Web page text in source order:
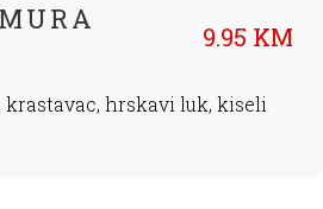
9.95 KM
krastavac, hrskavi luk, kiseli